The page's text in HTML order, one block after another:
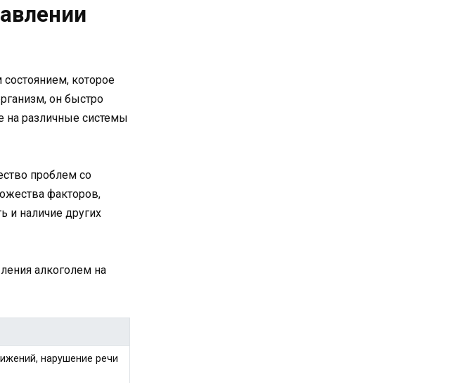
которое
он быстро
на различные системы
проблем со
факторов,
и наличие других
алкоголем на
нарушение речи